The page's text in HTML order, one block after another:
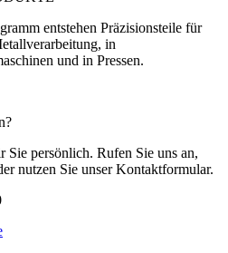
entstehen Präzisionsteile für
in
und in Pressen.
Sie persönlich. Rufen Sie uns an,
nutzen Sie unser Kontaktformular.